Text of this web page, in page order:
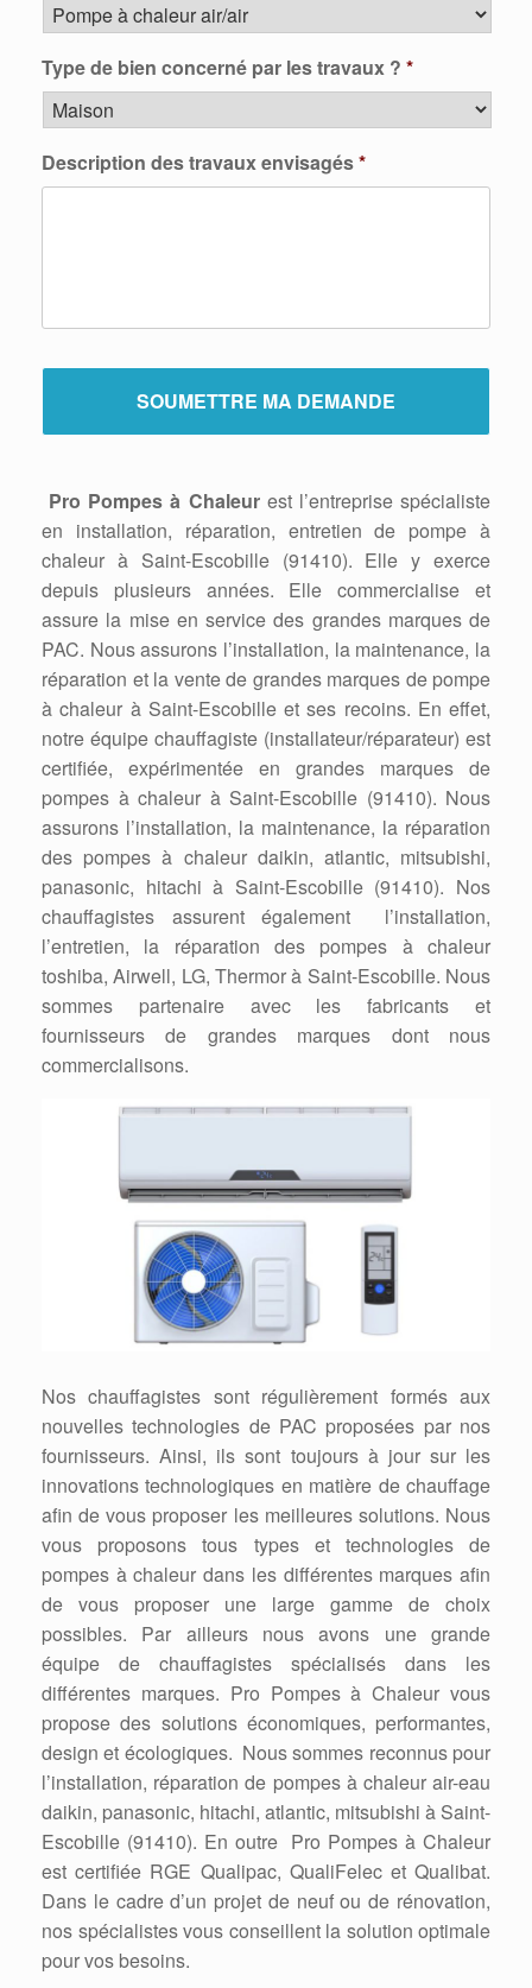
Type de bien concerné par les travaux ? *
Description des travaux envisagés*
Pro Pompes à Chaleurest l’entreprise spécialiste
en installation, réparation, entretien de pompe à
chaleur à Saint-Escobille (91410). Elle y exerce
depuis plusieurs années. Elle commercialise et
assure la mise en service des grandes marques de
PAC. Nous assurons l’installation, la maintenance, la
réparation et la vente de grandes marques de pompe
à chaleur à Saint-Escobille et ses recoins. En effet,
notre équipe chauffagiste (installateur/réparateur) est
certifiée, expérimentée en grandes marques de
pompes à chaleur à Saint-Escobille (91410). Nous
assurons l’installation, la maintenance, la réparation
des pompes à chaleur daikin, atlantic, mitsubishi,
panasonic, hitachi à Saint-Escobille (91410). Nos
chauffagistes assurent également l’installation,
l’entretien, la réparation des pompes à chaleur
toshiba, Airwell, LG, Thermor à Saint-Escobille. Nous
sommes partenaire avec les fabricants et
fournisseurs de grandes marques dont nous
commercialisons.
Nos chauffagistes sont régulièrement formés aux
nouvelles technologies de PAC proposées par nos
fournisseurs. Ainsi, ils sont toujours à jour sur les
innovations technologiques en matière de chauffage
afin de vous proposer les meilleures solutions. Nous
vous proposons tous types et technologies de
pompes à chaleur dans les différentes marques afin
de vous proposer une large gamme de choix
possibles. Par ailleurs nous avons une grande
équipe de chauffagistes spécialisés dans les
différentes marques. Pro Pompes à Chaleur vous
propose des solutions économiques, performantes,
design et écologiques. Nous sommes reconnus pour
l’installation, réparation de pompes à chaleur air-eau
daikin, panasonic, hitachi, atlantic, mitsubishi à Saint-
Escobille (91410). En outre Pro Pompes à Chaleur
est certifiée RGE Qualipac, QualiFelec et Qualibat.
Dans le cadre d’un projet de neuf ou de rénovation,
nos spécialistes vous conseillent la solution optimale
pour vos besoins.